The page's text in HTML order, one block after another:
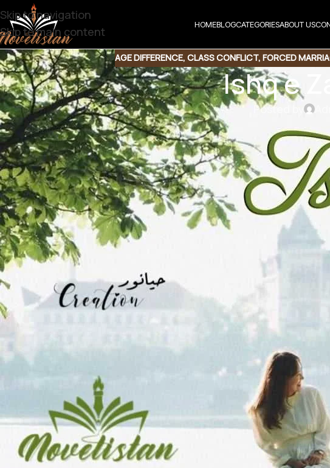
Skip to navigation
Skip to main content
HOMEBLOGCATEGORIESABOUT US
AGE DIFFERENCE, CLASS CONFLICT, FORCED
Ishq e
Posted by
Novel:Ishq e Zar
Writer:Zaroon Ali
Genre:Sudden Marriage | Class Difference Based | Cancer
Couples | Happy ending Based | Romantic Fiction | University
Encounters | Love Story | Pakistani Literature | Friendship |
Academic Challenges | First Love | Personal Growth |
| Family Dynamics | Social Expectations |
Click here to
Download Link
Read Online
سے کہا بھی تھا کہ میرے ساتھ چلیں،
کا پتا ہے اور نہ ہی میں کسی کو جانتی ہوں
بابا کو بھی آج ہی سارے کام یاد آنے تھے
تو میں کبھی معاف نہیں کروں گی“
سے رگڑتے اُس نے خود کلامی کی اور خود کو سنبھالتے ہوئے